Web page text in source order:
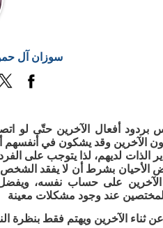
سوزان آل
بردود أفعال الآخرين حتّى لو
الآخرين وقد يشكون في أنفسهم
الذات لديهم، لذا يتوجب على
الأحيان بشرط أن لا يفقد الشخص
الآخرين على حساب نفسه،
عند وجود مشكلات معينة
ثناء الآخرين ويهتم فقط بنظرة